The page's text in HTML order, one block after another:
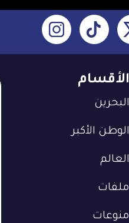
الأقسام
البحرين
الوطن الأكبر
العالم
ملفات
منوعات